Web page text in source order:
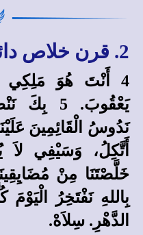
2. قرن خلاص دائم:
4 أَنْتَ هُوَ مَلِكِي
يَعْقُوبَ.
بِاللهِ نَفْتَخِرُ
الدَّهْرِ. سِلاَهْ.